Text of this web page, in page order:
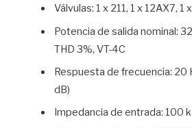
Válvulas: 1 x 211, 1 x 12AX7, 1
Potencia de salida nominal:
THD 3%, VT-4C
Respuesta de frecuencia: 20
dB)
Impedancia de entrada: 100